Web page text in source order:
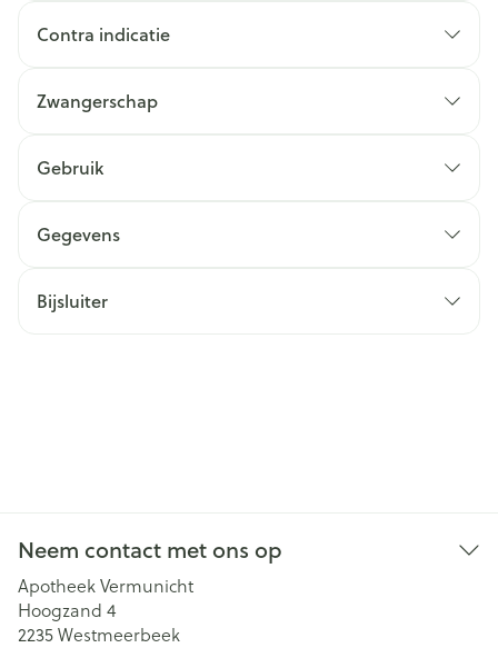
Contra indicatie
Zwangerschap
Gebruik
Gegevens
Bijsluiter
Neem contact met ons op
Apotheek Vermunicht
Hoogzand 4
2235Westmeerbeek